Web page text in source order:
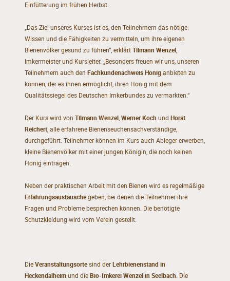
Einfütterung im frühen Herbst.
„Das Ziel unseres Kurses ist es, den Teilnehmern das nötige
Wissen und die Fähigkeiten zu vermitteln, um ihre eigenen
Bienenvölker gesund zu führen“, erklärtTilmann Wenzel,
Imkermeister und Kursleiter. „Besonders freuen wir uns, unseren
Teilnehmern auch den Fachkundenachweis Honiganbieten zu
können, der es ihnen ermöglicht, ihren Honig mit dem
Qualitätssiegel des Deutschen Imkerbundes zu vermarkten.“
Der Kurs wird von Tilmann Wenzel,Werner Koch und Horst
Reichert, alle erfahrene Bienenseuchensachverständige,
durchgeführt. Teilnehmer können im Kurs auch Ableger erwerben,
kleine Bienenvölker mit einer jungen Königin, die noch keinen
Honig eintragen.
Neben der praktischen Arbeit mit den Bienen wird es regelmäßige
Erfahrungsaustauschegeben, bei denen die Teilnehmer ihre
Fragen und Probleme besprechen können. Die benötigte
Schutzkleidung wird vom Verein gestellt.
DieVeranstaltungsortesind derLehrbienenstand in
Heckendalheimund dieBio-Imkerei Wenzel in Seelbach. Die